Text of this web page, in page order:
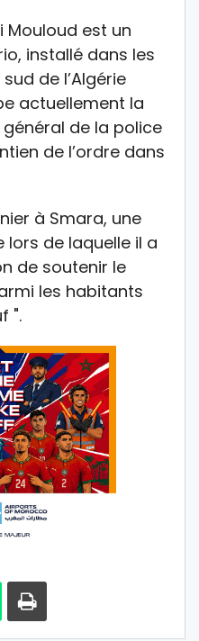
Mouloud est un
installé dans les
de l’Algérie
actuellement la
de la police
de l’ordre dans
à Smara, une
de laquelle il a
de soutenir le
les habitants
".